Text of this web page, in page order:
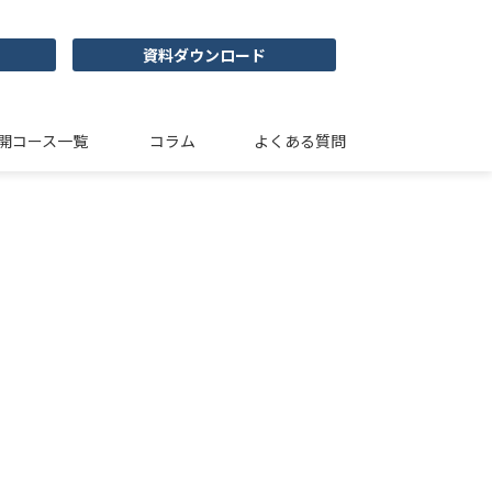
資料ダウンロード
コース一覧 コラム よくある質問